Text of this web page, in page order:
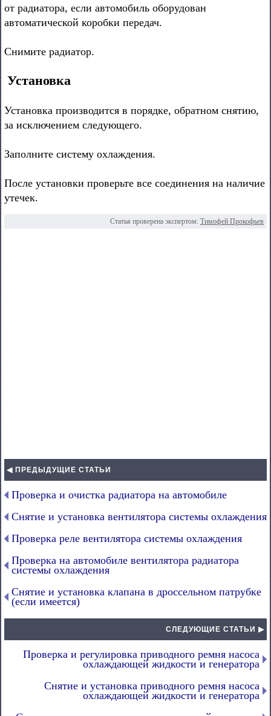
от радиатора, если автомобиль оборудован
автоматической коробки передач.
Снимите радиатор.
Установка
Установка производится в порядке, обратном снятию,
за исключением следующего.
Заполните систему охлаждения.
После установки проверьте все соединения на наличие
утечек.
Статья проверена экспертом: Тимофей Прокофьев
◀ ПРЕДЫДУЩИЕ СТАТЬИ
Проверка и очистка радиатора на автомобиле
Снятие и установка вентилятора системы охлаждения
Проверка реле вентилятора системы охлаждения
Проверка на автомобиле вентилятора радиатора
системы охлаждения
Снятие и установка клапана в дроссельном патрубке
(если имеется)
СЛЕДУЮЩИЕ СТАТЬИ ▶
Проверка и регулировка приводного ремня насоса
охлаждающей жидкости и генератора
Снятие и установка приводного ремня насоса
охлаждающей жидкости и генератора